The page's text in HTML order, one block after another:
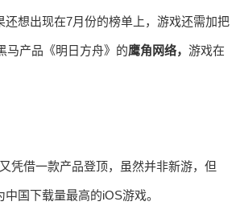
想出现在7月份的榜单上，游戏还需加把
马产品《明日方舟》的鹰角网络， 游戏在
凭借一款产品登顶，虽然并非新游，但
国下载量最高的iOS游戏。